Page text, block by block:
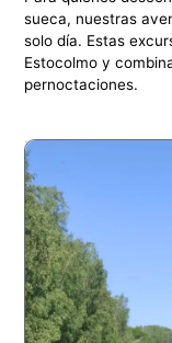
sueca, nuestras
solo día. Estas
Estocolmo y
pernoctaciones.